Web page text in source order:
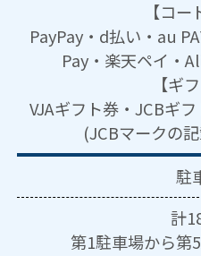
【コー
PayPay・d払い・au
Pay・楽天ペイ・
【ギ
VJAギフト券・JCBギ
(JCBマークの
駐
計
第1駐車場から第